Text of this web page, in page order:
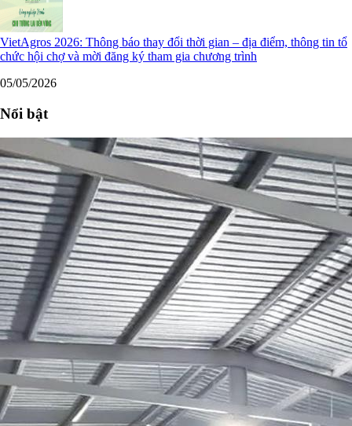
VietAgros 2026: Thông báo thay đổi thời gian – địa điểm, thông tin tổ
chức hội chợ và mời đăng ký tham gia chương trình
05/05/2026
Nổi bật